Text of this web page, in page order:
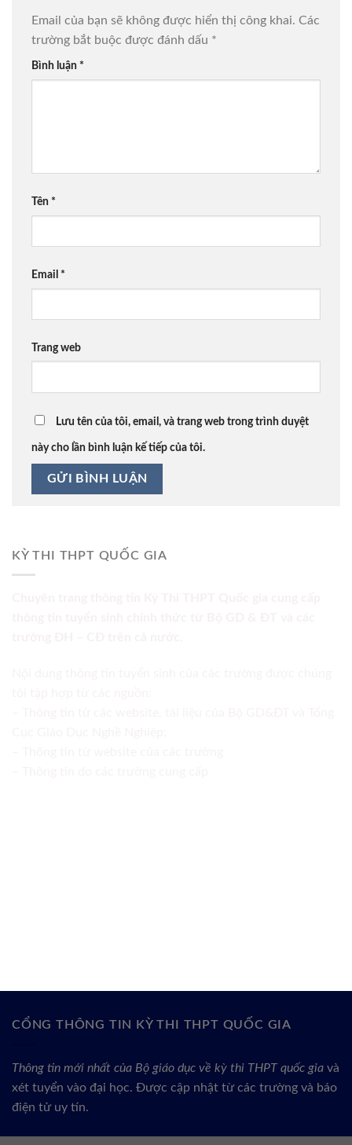
Email của bạn sẽ không được hiển thị công khai. Các
trường bắt buộc được đánh dấu *
Bình luận *
Tên *
Email *
Trang web
Lưu tên của tôi, email, và trang web trong trình duyệt
này cho lần bình luận kế tiếp của tôi.
KỲ THI THPT QUỐC GIA
CỔNG THÔNG TIN KỲ THI THPT QUỐC GIA
Thông tin mới nhất của Bộ giáo dục về kỳ thi THPT quốc gia và
xét tuyển vào đại học. Được cập nhật từ các trường và báo
điện tử uy tín.